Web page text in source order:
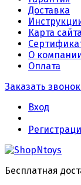
Доставка
Карта
О
Оплата
Заказать звонок
Вход
Бесплатная